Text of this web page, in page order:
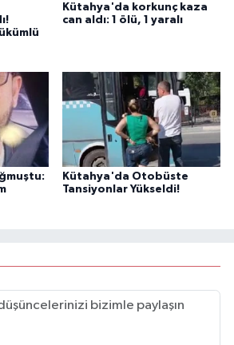
Kütahya'da korkunç kaza
can aldı: 1 ölü, 1 yaralı
Kütahya'da Otobüste
Tansiyonlar Yükseldi!